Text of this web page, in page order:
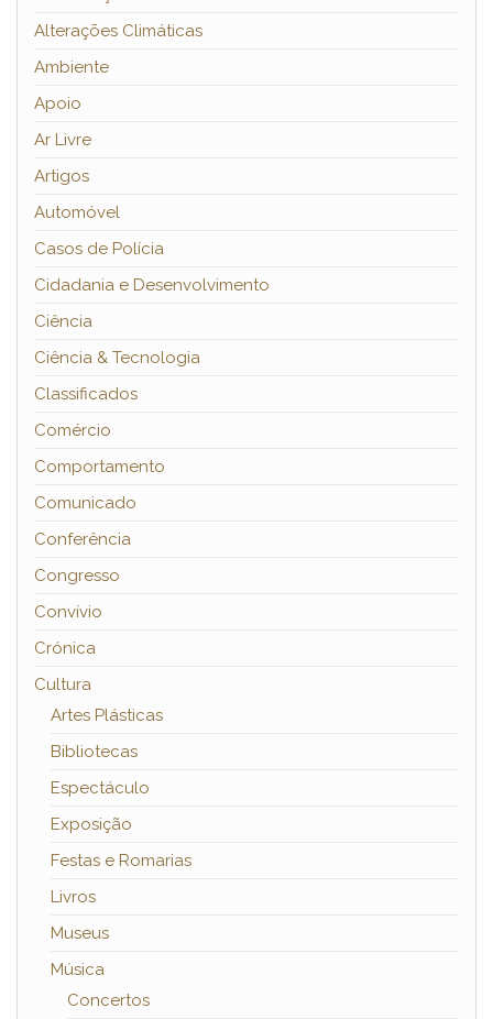
Alterações Climáticas
Ambiente
Apoio
Ar Livre
Artigos
Automóvel
Casos de Polícia
Cidadania e Desenvolvimento
Ciência
Ciência & Tecnologia
Classificados
Comércio
Comportamento
Comunicado
Conferência
Congresso
Convívio
Crónica
Cultura
Artes Plásticas
Bibliotecas
Espectáculo
Exposição
Festas e Romarias
Livros
Museus
Música
Concertos